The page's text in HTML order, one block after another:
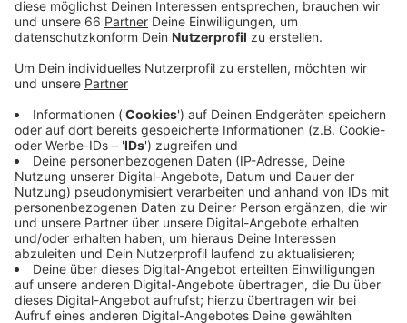
Mobilitätsplan D. Rund um dieses Gesamtkonzept
fragen die Verkehrsexperten jetzt wieder nach
unserer Meinung.
Anzeige
In einer digitalen Veranstaltung möchte die Stadt in
den nächsten Wochen mit uns in Kontakt treten. Wer
rund um das Thema Verkehrswende mitdiskutieren
möchte, muss sich vorher online anmelden.
Anzeige